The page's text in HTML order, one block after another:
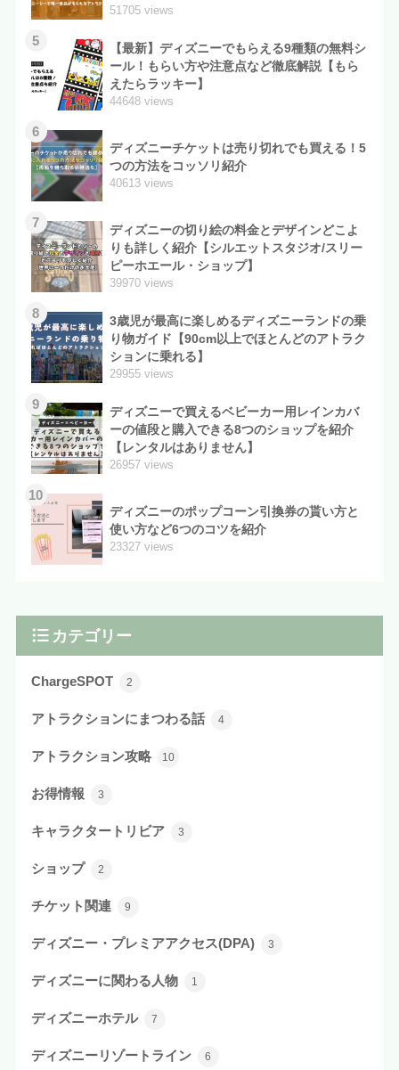
51705 views
5
【最新】ディズニーでもらえる9種類の無料シ
ール！もらい方や注意点など徹底解説【もら
えたらラッキー】
44648 views
6
ディズニーチケットは売り切れでも買える！5
つの方法をコッソリ紹介
40613 views
7
ディズニーの切り絵の料金とデザインどこよ
りも詳しく紹介【シルエットスタジオ/スリー
ピーホエール・ショップ】
39970 views
8
3歳児が最高に楽しめるディズニーランドの乗
り物ガイド【90cm以上でほとんどのアトラク
ションに乗れる】
29955 views
9
ディズニーで買えるベビーカー用レインカバ
ーの値段と購入できる8つのショップを紹介
【レンタルはありません】
26957 views
10
ディズニーのポップコーン引換券の貰い方と
使い方など6つのコツを紹介
23327 views
カテゴリー
ChargeSPOT 2
アトラクションにまつわる話 4
アトラクション攻略 10
お得情報 3
キャラクタートリビア 3
ショップ 2
チケット関連 9
ディズニー・プレミアアクセス(DPA) 3
ディズニーに関わる人物 1
ディズニーホテル 7
ディズニーリゾートライン 6